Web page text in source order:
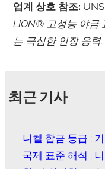
업계 상호 참조:
LION® 고성능 야금
는 극심한 인장 응력.
최근 기사
니켈 합금 등급 :
국제 표준 해석 :